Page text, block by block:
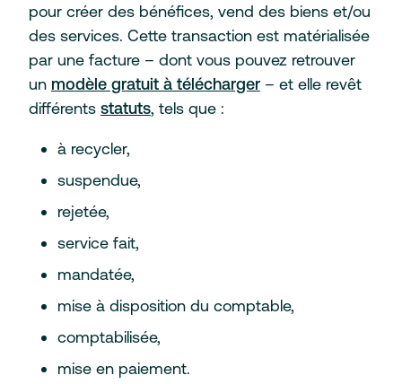
pour créer des bénéfices, vend des biens et/ou
des services. Cette transaction est matérialisée
par une facture – dont vous pouvez retrouver
un modèle gratuit à télécharger– et elle revêt
différents statuts, tels que :
à recycler,
suspendue,
rejetée,
service fait,
mandatée,
mise à disposition du comptable,
comptabilisée,
mise en paiement.